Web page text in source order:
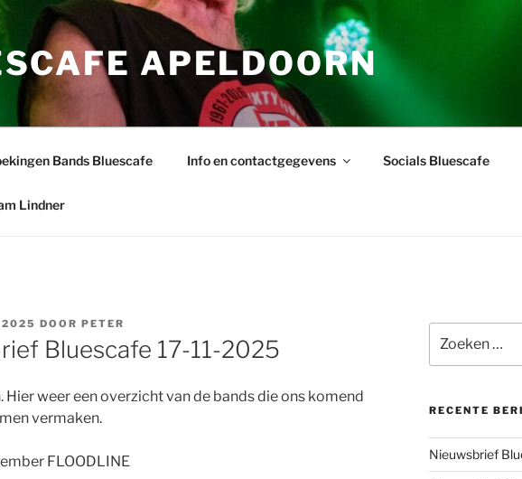
APELDOORN
Bands Bluescafe Info en contactgegevens Socials Bluescafe
Lindner
2025 DOOR PETER
Bluescafe 17-11-2025
Hier weer een overzicht van de bands die ons komend
vermaken.
FLOODLINE
naar:
RECENTE
Nieuwsbrief